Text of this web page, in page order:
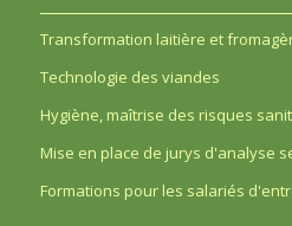
Transformation laitière et
Technologie des viandes
Hygiène, maîtrise des risques
Mise en place de jurys d'analyse
Formations pour les salariés